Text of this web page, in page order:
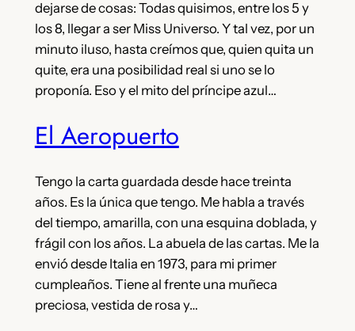
dejarse de cosas: Todas quisimos, entre los 5 y
los 8, llegar a ser Miss Universo. Y tal vez, por un
minuto iluso, hasta creímos que, quien quita un
quite, era una posibilidad real si uno se lo
proponía. Eso y el mito del príncipe azul…
El Aeropuerto
Tengo la carta guardada desde hace treinta
años. Es la única que tengo. Me habla a través
del tiempo, amarilla, con una esquina doblada, y
frágil con los años. La abuela de las cartas. Me la
envió desde Italia en 1973, para mi primer
cumpleaños. Tiene al frente una muñeca
preciosa, vestida de rosa y…